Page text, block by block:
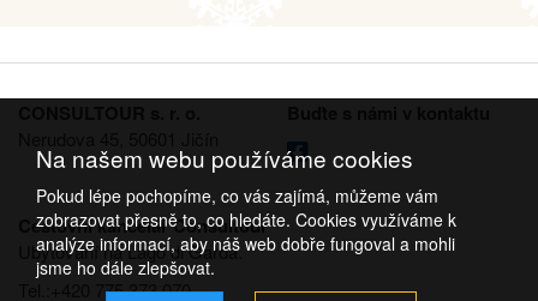
Cestovní kancelář Consultour
Ubytování na Lago di Garda.
Tel.:+420 775 373 070
Na našem webu používáme cookies
Pokud lépe pochopíme, co vás zajímá, můžeme vám
zobrazovat přesně to, co hledáte. Cookies využíváme k
analýze informací, aby náš web dobře fungoval a mohli
jsme ho dále zlepšovat.